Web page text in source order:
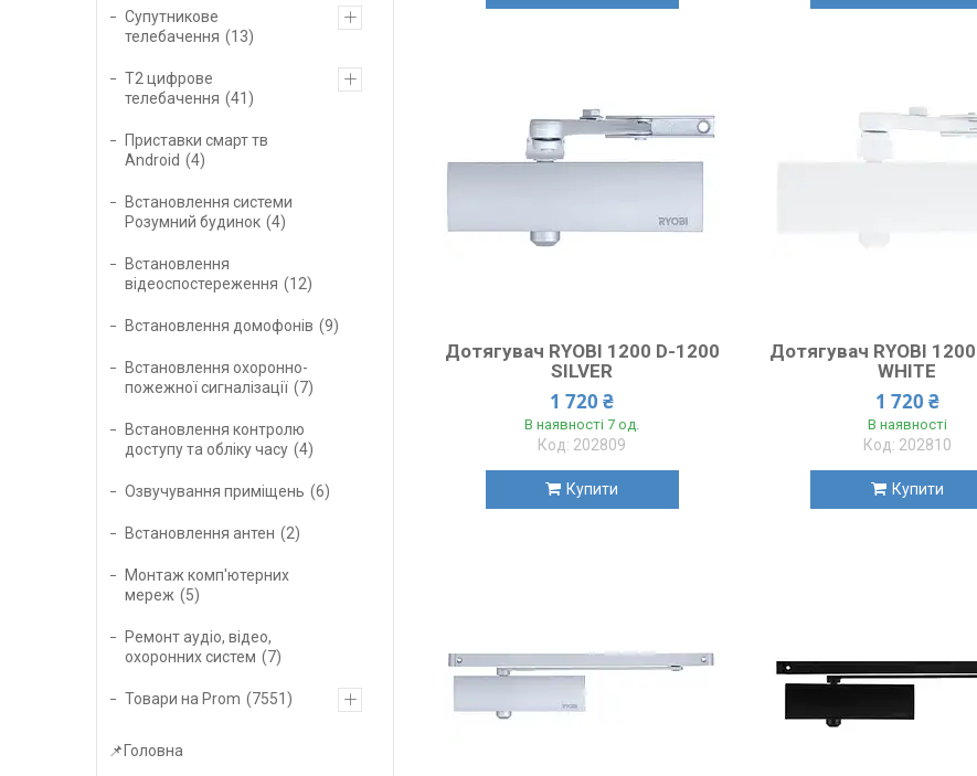
Дотягувач RYOBI 1200 D-1200
SILVER
1 720 ₴
В наявності 7 од.
202809
Купити
Дотягувач RYOBI
WHITE
1 720 ₴
В наявності
202810
Купити
Супутникове
телебачення
13
Т2 цифрове
телебачення
41
Приставки смарт тв
Android
4
Встановлення системи
Розумний будинок
4
Встановлення
відеоспостереження
12
Встановлення домофонів 9
Встановлення охоронно-
пожежної сигналізації
7
Встановлення контролю
доступу та обліку часу
4
Озвучування приміщень 6
Встановлення антен 2
Монтаж комп'ютерних
мереж
5
Ремонт аудіо, відео,
охоронних систем
7
Товари на Prom 7551
📌Головна